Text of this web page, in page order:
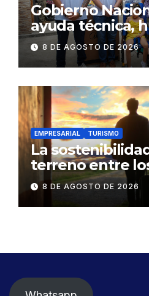
Gobierno
ayuda técnica,
Bono Joaquín
familia en
vulnerabilidad
8 DE AGOSTO DE 2026
EMPRESARIAL TURISMO
La
terreno entre
negocios
8 DE AGOSTO DE 2026